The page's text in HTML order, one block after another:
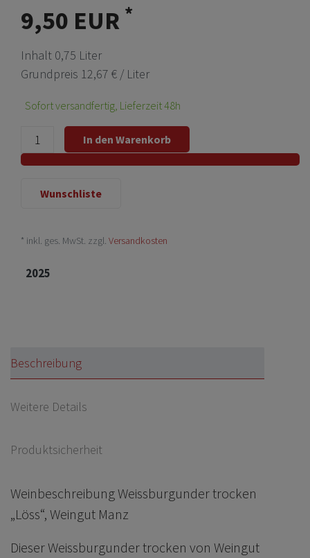
9,50 EUR *
Inhalt 0,75 Liter
Grundpreis 12,67 € / Liter
Sofort versandfertig, Lieferzeit 48h
In den Warenkorb
Wunschliste
* inkl. ges. MwSt. zzgl. Versandkosten
2025
Beschreibung
Weitere Details
Produktsicherheit
Weinbeschreibung Weissburgunder trocken
„Löss“, Weingut Manz
Dieser Weissburgunder trocken von Weingut